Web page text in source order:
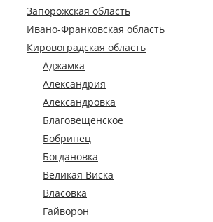
Запорожская область
Ивано-Франковская область
Кировоградская область
Аджамка
Александрия
Александровка
Благовещенское
Бобринец
Богдановка
Великая Виска
Власовка
Гайворон